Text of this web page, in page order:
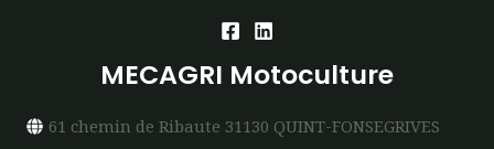
MECAGRI Motoculture
61 chemin de Ribaute 31130 QUINT-FONSEGRIVES